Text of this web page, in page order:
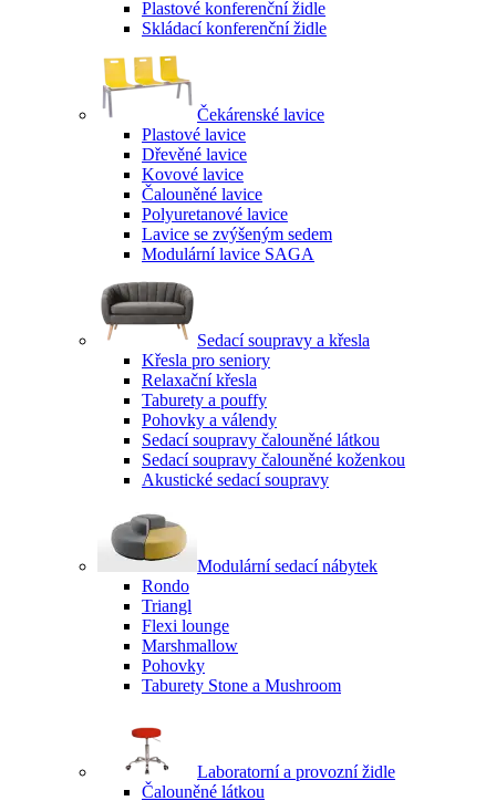
Plastové konferenční židle
Skládací konferenční židle
Čekárenské lavice
Plastové lavice
Dřevěné lavice
Kovové lavice
Čalouněné lavice
Polyuretanové lavice
Lavice se zvýšeným sedem
Modulární lavice SAGA
Sedací soupravy a křesla
Křesla pro seniory
Relaxační křesla
Taburety a pouffy
Pohovky a válendy
Sedací soupravy čalouněné látkou
Sedací soupravy čalouněné koženkou
Akustické sedací soupravy
Modulární sedací nábytek
Rondo
Triangl
Flexi lounge
Marshmallow
Pohovky
Taburety Stone a Mushroom
Laboratorní a provozní židle
Čalouněné látkou